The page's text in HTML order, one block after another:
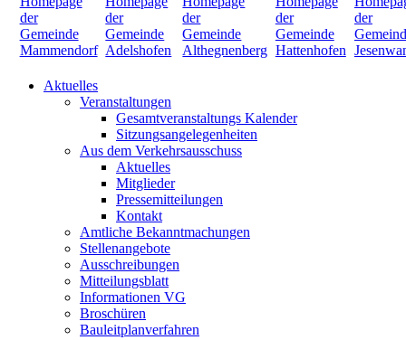
Aktuelles
Veranstaltungen
Gesamtveranstaltungs Kalender
Sitzungsangelegenheiten
Aus dem Verkehrsausschuss
Aktuelles
Mitglieder
Pressemitteilungen
Kontakt
Amtliche Bekanntmachungen
Stellenangebote
Ausschreibungen
Mitteilungsblatt
Informationen VG
Broschüren
Bauleitplanverfahren